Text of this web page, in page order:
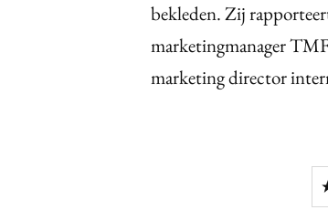
bekleden. Zij
marketingmanager
marketing director